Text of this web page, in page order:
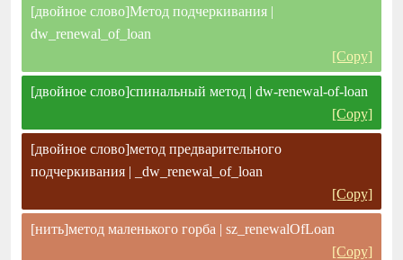
[двойное слово]Метод подчеркивания |
dw_renewal_of_loan
[Copy]
[двойное слово]спинальный метод | dw-renewal-of-loan
[Copy]
[двойное слово]метод предварительного
подчеркивания | _dw_renewal_of_loan
[Copy]
[нить]метод маленького горба | sz_renewalOfLoan
[Copy]